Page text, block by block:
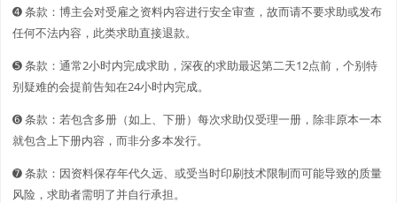
➍ 条款：博主会对受雇之资料内容进行安全审查，故而请不要求助或发布
任何不法内容，此类求助直接退款。
➎ 条款：通常2小时内完成求助，深夜的求助最迟第二天12点前，个别特
别疑难的会提前告知在24小时内完成。
➏ 条款：若包含多册（如上、下册）每次求助仅受理一册，除非原本一本
就包含上下册内容，而非分多本发行。
➐ 条款：因资料保存年代久远、或受当时印刷技术限制而可能导致的质量
风险，求助者需明了并自行承担。